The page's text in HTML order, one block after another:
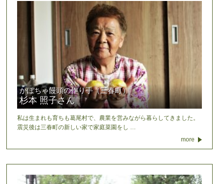
かぼちゃ饅頭の作り手（三春町）
杉本 照子さん
私は生まれも育ちも葛尾村で、農業を営みながら暮らしてきました。
震災後は三春町の新しい家で家庭菜園をし …
more